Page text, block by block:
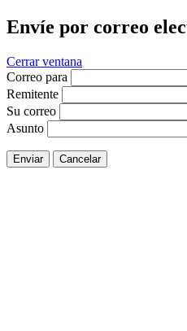
Envíe por correo
Cerrar ventana
Correo para
Remitente
Su correo
Asunto
Enviar Cancelar